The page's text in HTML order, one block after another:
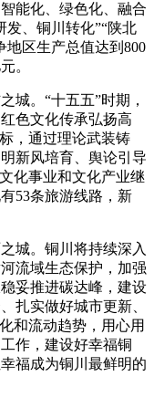
能化、绿色化、融合
发、铜川转化”“陕北
地区生产总值达到800
。
城。“十五五”时期，
色文化传承弘扬高
，通过理论武装铸
新风培育、舆论引导
化事业和文化产业继
53条旅游线路，新
城。铜川将持续深入
流域生态保护，加强
妥推进碳达峰，建设
扎实做好城市更新、
和流动趋势，用心用
作，建设好幸福铜
福成为铜川最鲜明的